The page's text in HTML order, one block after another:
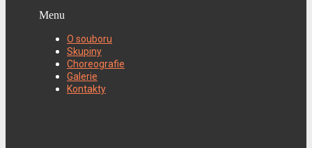
Menu
O souboru
Skupiny
Choreografie
Galerie
Kontakty